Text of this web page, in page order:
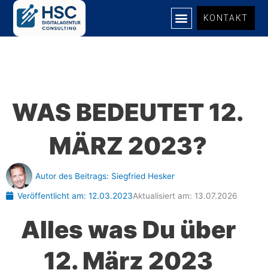
Zum
springen
KONTAKT
WAS BEDEUTET 12.
MÄRZ 2023?
Autor des Beitrags: Siegfried Hesker
Veröffentlicht am: 12.03.2023Aktualisiert am: 13.07.2026
Alles was Du über
12. März 2023